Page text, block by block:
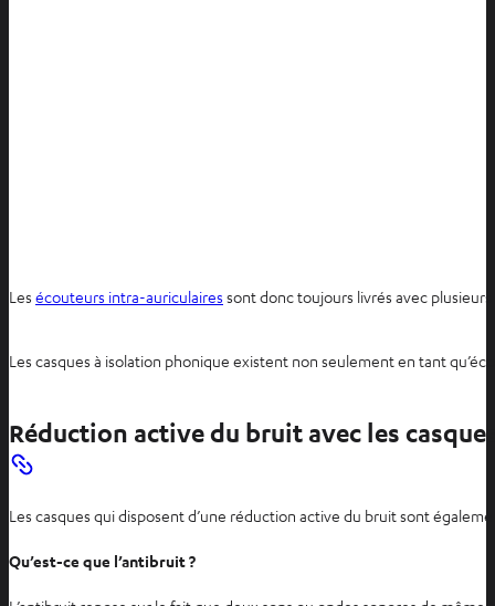
Les écouteurs intra-auriculaires sont donc toujours livrés avec
Les casques à isolation phonique existent non seulement en tant
Réduction active du bruit avec les
Les casques qui disposent d’une réduction active du bruit sont
Qu’est-ce que l’antibruit ?